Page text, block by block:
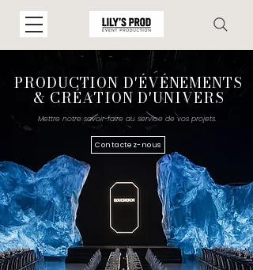
PRODUCTION D'ÉVÉNEMENTS
& CRÉATION D'UNIVERS
Mettre notre savoir-faire au service de vos projets.
Contactez-nous